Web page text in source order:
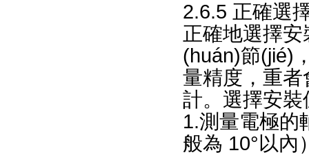
2.6.5 正確選
正確地選擇
(huán)節
量精度，
計。選擇安
1.測量電極的
般為 10°以內